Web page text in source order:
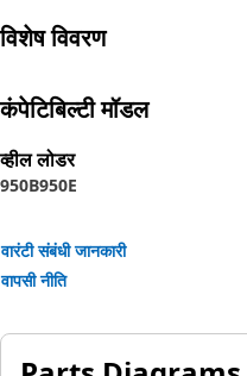
विशेष विवरण
कंपेटिबिल्टी मॉडल
व्हील लोडर
950B950E
वारंटी संबंधी जानकारी
वापसी नीति